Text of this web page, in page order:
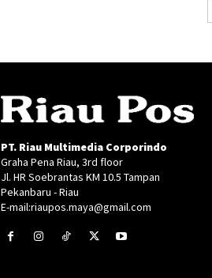
PT. Riau Multimedia Corporindo
Graha Pena Riau, 3rd floor
Jl. HR Soebrantas KM 10.5 Tampan
Pekanbaru - Riau
E-mail:riaupos.maya@gmail.com